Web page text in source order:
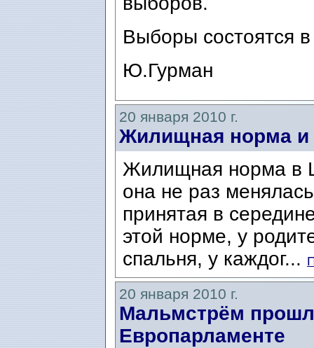
Выборы состоятся в
Ю.Гурман
20 января 2010 г.
Жилищная норма и
Жилищная норма в
она не раз
принятая в
этой норме, у
спальня, у каждог...
20 января 2010 г.
Мальмстрём
Европарламенте